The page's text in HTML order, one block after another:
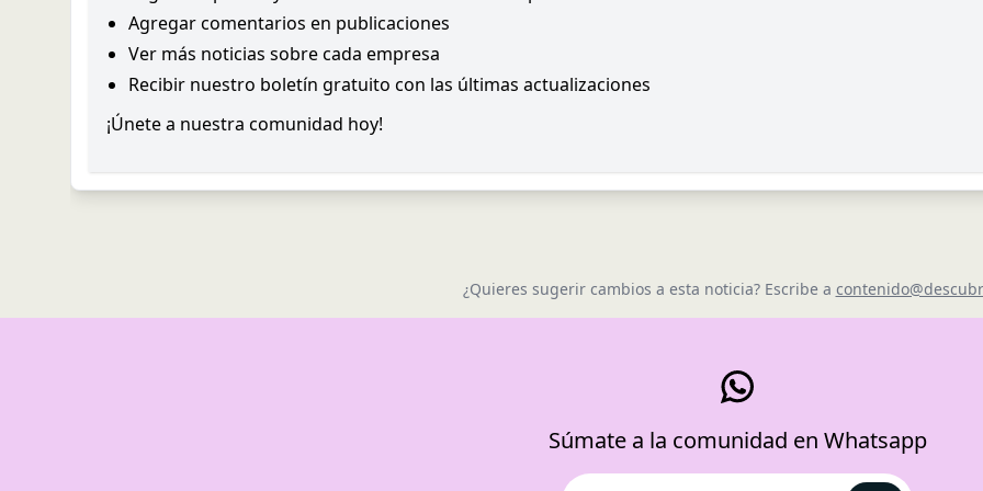
Agregar comentarios en publicaciones
Ver más noticias sobre cada empresa
Recibir nuestro boletín gratuito con las últimas actualizaciones
¡Únete a nuestra comunidad hoy!
¿Quieres sugerir cambios a esta noticia? Escribe a
Súmate a la comunidad en Whatsapp